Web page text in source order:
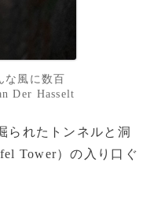
な風に数百
Der Hasselt
られたトンネルと洞
Tower）の入り口ぐ